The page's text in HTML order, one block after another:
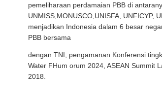
pemeliharaan perdamaian PBB di
UNMISS,MONUSCO,UNISFA, UNFICYP,
menjadikan Indonesia dalam 6 besar
PBB bersama
dengan TNI; pengamanan Konferensi
Water FHum orum 2024, ASEAN Summit
2018.